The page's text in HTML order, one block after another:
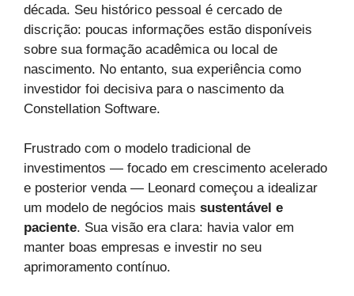
década. Seu histórico pessoal é cercado de
discrição: poucas informações estão disponíveis
sobre sua formação acadêmica ou local de
nascimento. No entanto, sua experiência como
investidor foi decisiva para o nascimento da
Constellation Software.
Frustrado com o modelo tradicional de
investimentos — focado em crescimento acelerado
e posterior venda — Leonard começou a idealizar
um modelo de negócios mais sustentável e
paciente. Sua visão era clara: havia valor em
manter boas empresas e investir no seu
aprimoramento contínuo.